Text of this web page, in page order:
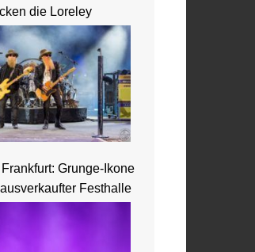
die Loreley
Grunge-Ikone
Festhalle